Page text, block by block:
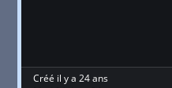
Créé il y a 24 ans